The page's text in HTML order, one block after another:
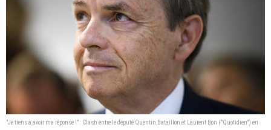
"Je tiens à avoir ma réponse !" : Clash entre le député Quentin Bataillon et Laurent Bon ("Quotidien") en